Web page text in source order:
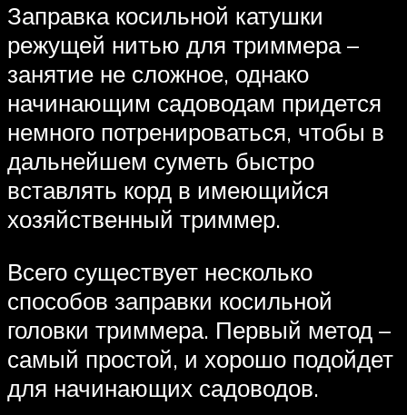
Заправка косильной катушки
режущей нитью для триммера –
занятие не сложное, однако
начинающим садоводам придется
немного потренироваться, чтобы в
дальнейшем суметь быстро
вставлять корд в имеющийся
хозяйственный триммер.
Всего существует несколько
способов заправки косильной
головки триммера. Первый метод –
самый простой, и хорошо подойдет
для начинающих садоводов.